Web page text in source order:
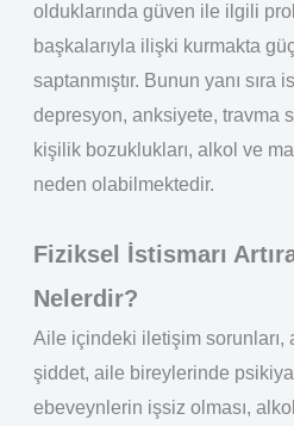
olduklarında güven ile ilgili
başkalarıyla ilişki kurmakta
saptanmıştır. Bunun yanı sıra
depresyon, anksiyete, travma
kişilik bozuklukları, alkol ve
neden olabilmektedir.
Fiziksel İstismarı
Nelerdir?
Aile içindeki iletişim sorunları,
şiddet, aile bireylerinde
ebeveynlerin işsiz olması,